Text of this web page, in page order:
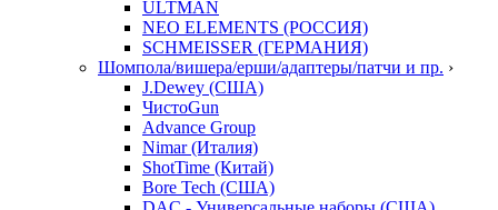
ULTMAN
NEO ELEMENTS (РОССИЯ)
SCHMEISSER (ГЕРМАНИЯ)
Шомпола/вишера/ерши/адаптеры/патчи и пр. ›
J.Dewey (США)
ЧистоGun
Advance Group
Nimar (Италия)
ShotTime (Китай)
Bore Tech (США)